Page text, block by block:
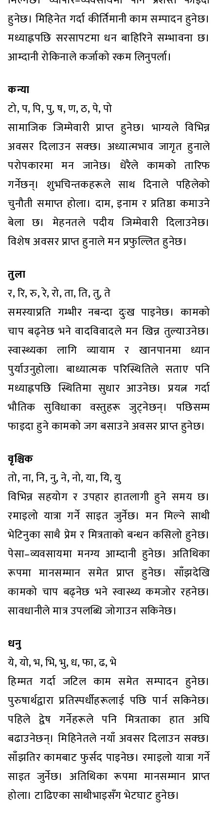
हुनेछ। मिहिनेत गर्दा कीर्तिमानी काम सम्पादन हुनेछ।
मध्याह्नपछि सरसापटमा धन बाहिरिने सम्भावना छ।
आम्दानी रोकिनाले कर्जाको रकम लिनुपर्ला।
कन्या
टो, प, पि, पु, ष, ण, ठ, पे, पो
सामाजिक जिम्मेवारी प्राप्त हुनेछ। भाग्यले विभिन्न
अवसर दिलाउन सक्छ। अध्यात्मभाव जागृत हुनाले
परोपकारमा मन जानेछ। धेरैले कामको तारिफ
गर्नेछन्। शुभचिन्तकहरूले साथ दिनाले पहिलेको
चुनौती समाप्त होला। दाम, इनाम र प्रतिष्ठा कमाउने
बेला छ। मेहनतले पदीय जिम्मेवारी दिलाउनेछ।
विशेष अवसर प्राप्त हुनाले मन प्रफुल्लित हुनेछ।
तुला
र, रि, रु, रे, रो, ता, ति, तु, ते
समस्याप्रति गम्भीर नबन्दा दुःख पाइनेछ। कामको
चाप बढ्नेछ भने वादविवादले मन खिन्न तुल्याउनेछ।
स्वास्थ्यका लागि व्यायाम र खानपानमा ध्यान
पुर्याउनुहोला। बाध्यात्मक परिस्थितिले सताए पनि
मध्याह्नपछि स्थितिमा सुधार आउनेछ। प्रयत्न गर्दा
भौतिक सुविधाका वस्तुहरू जुट्नेछन्। पछिसम्म
फाइदा हुने कामको जग बसाउने अवसर प्राप्त हुनेछ।
वृश्चिक
तो, ना, नि, नु, ने, नो, या, यि, यु
विभिन्न सहयोग र उपहार हातलागी हुने समय छ।
रमाइलो यात्रा गर्ने साइत जुर्नेछ। मन मिल्ने साथी
भेटिनुका साथै प्रेम र मित्रताको बन्धन कसिलो हुनेछ।
पेसा–व्यवसायमा मनग्य आम्दानी हुनेछ। अतिथिका
रूपमा मानसम्मान समेत प्राप्त हुनेछ। साँझदेखि
कामको चाप बढ्नेछ भने स्वास्थ्य कमजोर रहनेछ।
सावधानीले मात्र उपलब्धि जोगाउन सकिनेछ।
धनु
ये, यो, भ, भि, भु, ध, फा, ढ, भे
हिम्मत गर्दा जटिल काम समेत सम्पादन हुनेछ।
पुरुषार्थद्वारा प्रतिस्पर्धीहरूलाई पछि पार्न सकिनेछ।
पहिले द्वेष गर्नेहरूले पनि मित्रताका हात अघि
बढाउनेछन्। मिहिनेतले नयाँ अवसर दिलाउन सक्छ।
साँझतिर कामबाट फुर्सद पाइनेछ। रमाइलो यात्रा गर्ने
साइत जुर्नेछ। अतिथिका रूपमा मानसम्मान प्राप्त
होला। टाढिएका साथीभाइसँग भेटघाट हुनेछ।